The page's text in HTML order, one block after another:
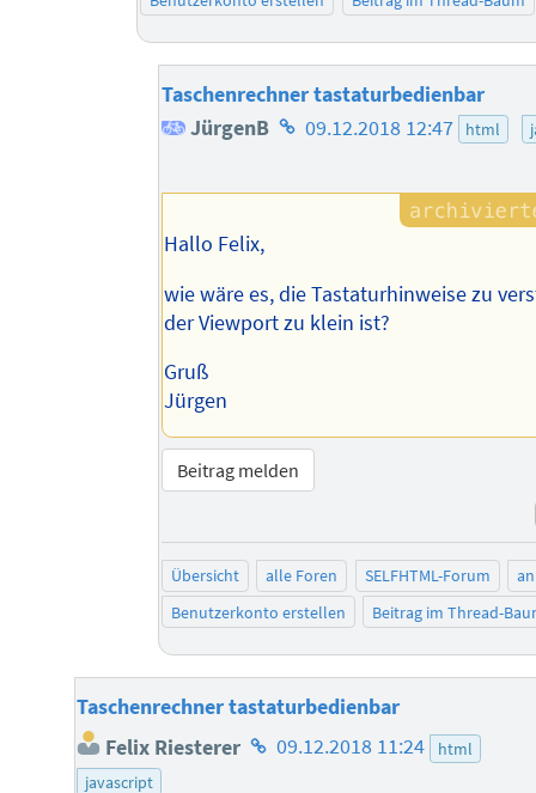
Taschenrechner tastaturbedienbar
JürgenB Homepage
Autors
09.12.2018 12:47 html
Hallo Felix,
wie wäre es, die Tastaturhinweise zu
der Viewport zu klein ist?
Gruß
Jürgen
Beitrag melden
Übersicht alle Foren SELFHTML-Forum
Benutzerkonto erstellen
Beitrag im Thread-
Taschenrechner tastaturbedienbar
Felix Riesterer Homepage
09.12.2018 11:24
html
javascript